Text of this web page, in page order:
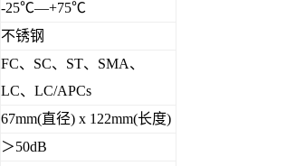
-25℃—+75℃
不锈钢
FC、SC、ST、SMA、
LC、LC/APCs
67mm(直径) x 122mm(长度)
＞50dB